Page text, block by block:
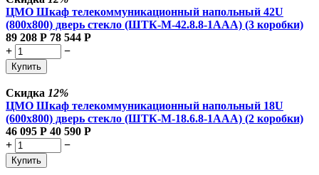
ЦМО Шкаф телекоммуникационный напольный 42U
(800x800) дверь стекло (ШТК-М-42.8.8-1ААА) (3 коробки)
89 208 Р 78 544 Р
+
−
Купить
Скидка 12%
ЦМО Шкаф телекоммуникационный напольный 18U
(600x800) дверь стекло (ШТК-М-18.6.8-1AAA) (2 коробки)
46 095 Р 40 590 Р
+
−
Купить